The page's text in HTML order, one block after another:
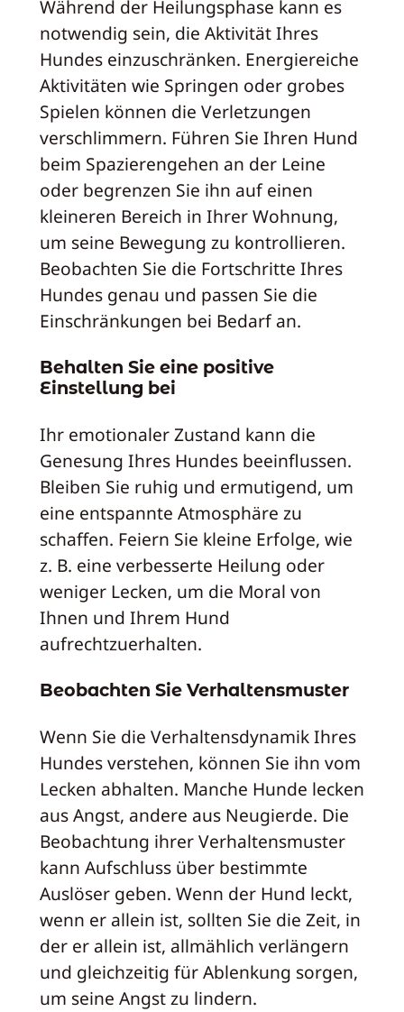
Während der Heilungsphase kann es
notwendig sein, die Aktivität Ihres
Hundes einzuschränken. Energiereiche
Aktivitäten wie Springen oder grobes
Spielen können die Verletzungen
verschlimmern. Führen Sie Ihren Hund
beim Spazierengehen an der Leine
oder begrenzen Sie ihn auf einen
kleineren Bereich in Ihrer Wohnung,
um seine Bewegung zu kontrollieren.
Beobachten Sie die Fortschritte Ihres
Hundes genau und passen Sie die
Einschränkungen bei Bedarf an.
Behalten Sie eine positive
Einstellung bei
Ihr emotionaler Zustand kann die
Genesung Ihres Hundes beeinflussen.
Bleiben Sie ruhig und ermutigend, um
eine entspannte Atmosphäre zu
schaffen. Feiern Sie kleine Erfolge, wie
z. B. eine verbesserte Heilung oder
weniger Lecken, um die Moral von
Ihnen und Ihrem Hund
aufrechtzuerhalten.
Beobachten Sie Verhaltensmuster
Wenn Sie die Verhaltensdynamik Ihres
Hundes verstehen, können Sie ihn vom
Lecken abhalten. Manche Hunde lecken
aus Angst, andere aus Neugierde. Die
Beobachtung ihrer Verhaltensmuster
kann Aufschluss über bestimmte
Auslöser geben. Wenn der Hund leckt,
wenn er allein ist, sollten Sie die Zeit, in
der er allein ist, allmählich verlängern
und gleichzeitig für Ablenkung sorgen,
um seine Angst zu lindern.